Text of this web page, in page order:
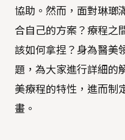
協助。然而，面對琳瑯
合自己的方案？療程之
該如何拿捏？身為醫美
題，為大家進行詳細的
美療程的特性，進而制
畫。